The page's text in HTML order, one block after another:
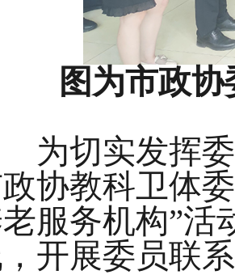
图为市政
为切实发挥
协教科卫体
服务机构”活
开展委员联